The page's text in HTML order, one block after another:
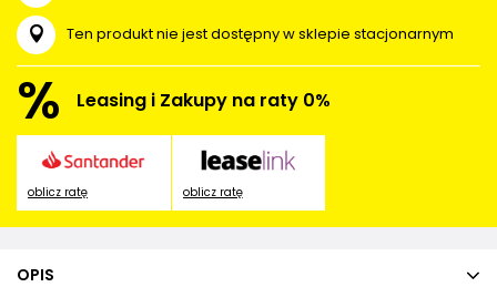
Ten produkt nie jest dostępny w sklepie stacjonarnym
% Leasing i Zakupy na raty 0%
oblicz ratę oblicz ratę
OPIS